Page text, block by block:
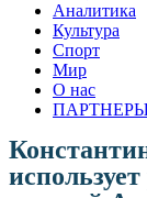
Аналитика
Культура
Спорт
Мир
О нас